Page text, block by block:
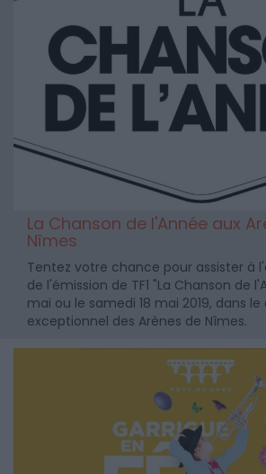
La Chanson de l'Année aux
Nîmes
Tentez votre chance pour assister à
de l'émission de TF1 "La Chanson de
mai ou le samedi 18 mai 2019, dans le
exceptionnel des Arènes de Nîmes.